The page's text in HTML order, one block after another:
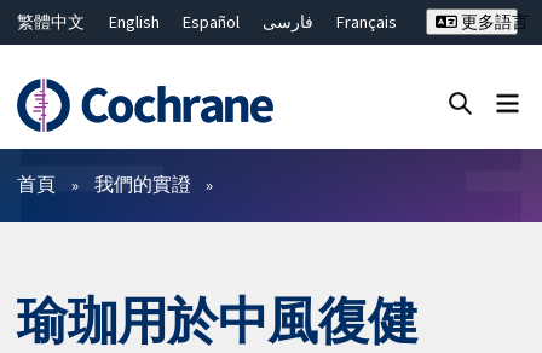
繁體中文 English Español فارسی
Français
ไทย
简体中文
更多語言
篩選條件
首頁 我們的實證
瑜珈用於中風復健